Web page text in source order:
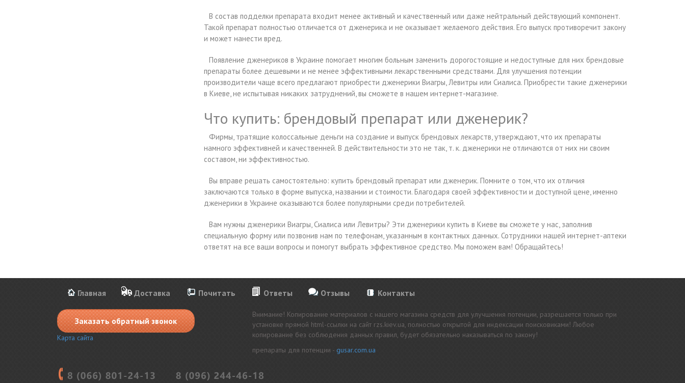
В состав подделки препарата входит менее активный и качественный или даже нейтральный действующий компонент.
Такой препарат полностью отличается от дженерика и не оказывает желаемого действия. Его выпуск противоречит закону
и может нанести вред.
Появление дженериков в Украине помогает многим больным заменить дорогостоящие и недоступные для них брендовые
препараты более дешевыми и не менее эффективными лекарственными средствами. Для улучшения потенции
производители чаще всего предлагают приобрести дженерики Виагры, Левитры или Сиалиса. Приобрести такие дженерики
в Киеве, не испытывая никаких затруднений, вы сможете в нашем интернет-магазине.
Что купить: брендовый препарат или дженерик?
Фирмы, тратящие колоссальные деньги на создание и выпуск брендовых лекарств, утверждают, что их препараты
намного эффективней и качественней. В действительности это не так, т. к. дженерики не отличаются от них ни своим
составом, ни эффективностью.
Вы вправе решать самостоятельно: купить брендовый препарат или дженерик. Помните о том, что их отличия
заключаются только в форме выпуска, названии и стоимости. Благодаря своей эффективности и доступной цене, именно
дженерики в Украине оказываются более популярными среди потребителей.
Вам нужны дженерики Виагры, Сиалиса или Левитры? Эти дженерики купить в Киеве вы сможете у нас, заполнив
специальную форму или позвонив нам по телефонам, указанным в контактных данных. Сотрудники нашей интернет-аптеки
ответят на все ваши вопросы и помогут выбрать эффективное средство. Мы поможем вам! Обращайтесь!
Главная Доставка Почитать Ответы Отзывы Контакты
Заказать обратный звонок
Карта сайта
Внимание! Копирование материалов с нашего магазина средств для улучшения потенции, разрешается только при
установке прямой html-ссылки на сайт rzs.kiev.ua, полностью открытой для индексации поисковиками! Любое
копирование без соблюдения данных правил, будет обязательно наказываться по закону!
препараты для потенции - gusar.com.ua